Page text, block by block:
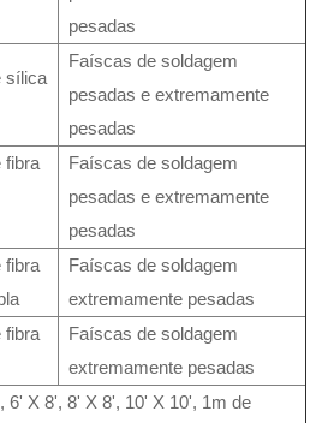
pesadas
sílica
Faíscas de soldagem
pesadas e extremamente
pesadas
fibra
Faíscas de soldagem
pesadas e extremamente
pesadas
fibra
Faíscas de soldagem
extremamente pesadas
fibra
Faíscas de soldagem
extremamente pesadas
6' X 8', 8' X 8', 10' X 10', 1m de